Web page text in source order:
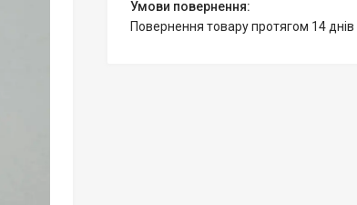
повернення товару протягом 14 днів